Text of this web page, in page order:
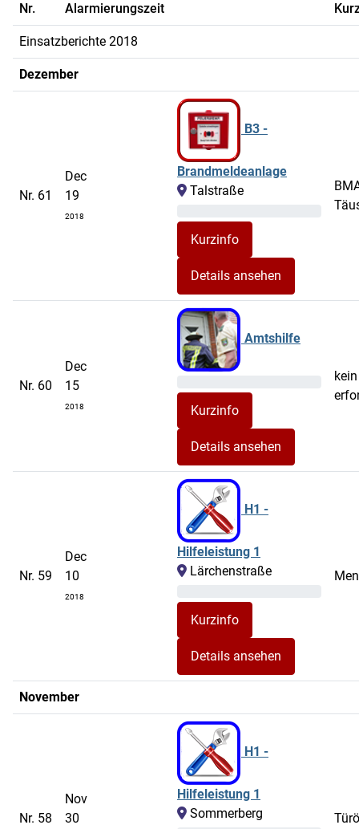
Nr.
Alarmierungszeit
Einsatzberichte 2018
Dezember
Nr. 61
Dec
19
2018
B3 -
Brandmeldeanlage
Talstraße
Details ansehen
Nr. 60
Dec
15
2018
Amtshilfe
Details ansehen
Nr. 59
Dec
10
2018
H1 -
Hilfeleistung 1
Lärchenstraße
Details ansehen
November
Nr. 58
Nov
30
H1 -
Hilfeleistung 1
Sommerberg